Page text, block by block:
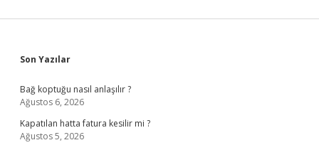
Sidebar
Son Yazılar
Bağ koptuğu nasıl anlaşılır ?
Ağustos 6, 2026
Kapatılan hatta fatura kesilir mi ?
Ağustos 5, 2026